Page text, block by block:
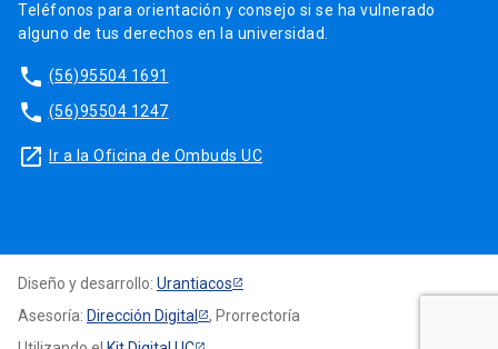
Teléfonos para orientación y consejo si se ha vulnerado
alguno de tus derechos en la universidad.
phone (56)95504 1691
phone (56)95504 1247
launch Ir a la Oficina de Ombuds UC
Diseño y desarrollo: Urantiacos
Asesoría: Dirección Digital
, Prorrectoría